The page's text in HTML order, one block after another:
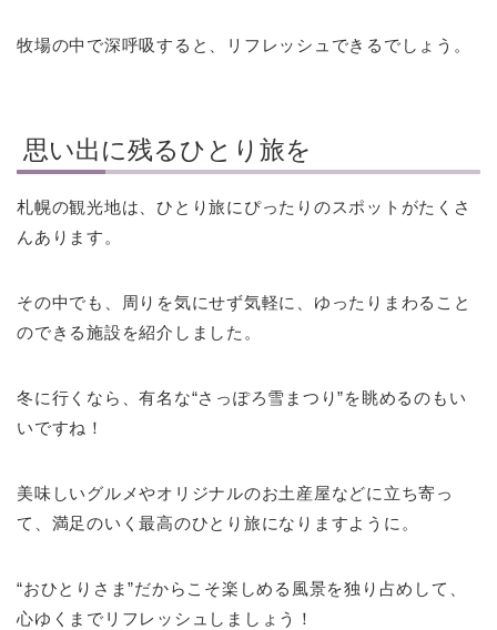
牧場の中で深呼吸すると、リフレッシュできるでしょう。
思い出に残るひとり旅を
札幌の観光地は、ひとり旅にぴったりのスポットがたくさ
んあります。
その中でも、周りを気にせず気軽に、ゆったりまわること
のできる施設を紹介しました。
冬に行くなら、有名な“さっぽろ雪まつり”を眺めるのもい
いですね！
美味しいグルメやオリジナルのお土産屋などに立ち寄っ
て、満足のいく最高のひとり旅になりますように。
“おひとりさま”だからこそ楽しめる風景を独り占めして、
心ゆくまでリフレッシュしましょう！